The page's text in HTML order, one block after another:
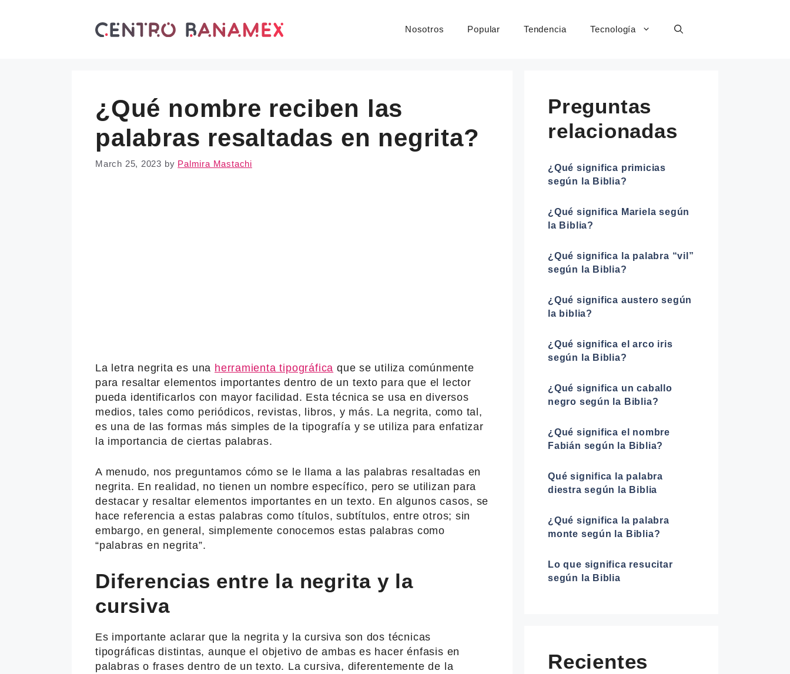
Nosotros Popular Tendencia Tecnología
¿Qué nombre reciben las
palabras resaltadas en negrita?
March 25, 2023 by Palmira Mastachi
La letra negrita es una herramienta tipográfica que se utiliza comúnmente
para resaltar elementos importantes dentro de un texto para que el lector
pueda identificarlos con mayor facilidad. Esta técnica se usa en diversos
medios, tales como periódicos, revistas, libros, y más. La negrita, como tal,
es una de las formas más simples de la tipografía y se utiliza para enfatizar
la importancia de ciertas palabras.
A menudo, nos preguntamos cómo se le llama a las palabras resaltadas en
negrita. En realidad, no tienen un nombre específico, pero se utilizan para
destacar y resaltar elementos importantes en un texto. En algunos casos, se
hace referencia a estas palabras como títulos, subtítulos, entre otros; sin
embargo, en general, simplemente conocemos estas palabras como
“palabras en negrita”.
Diferencias entre la negrita y la
cursiva
Es importante aclarar que la negrita y la cursiva son dos técnicas
tipográficas distintas, aunque el objetivo de ambas es hacer énfasis en
palabras o frases dentro de un texto. La cursiva, diferentemente de la
Preguntas
relacionadas
¿Qué significa primicias
según la Biblia?
¿Qué significa Mariela según
la Biblia?
¿Qué significa la palabra “vil”
según la Biblia?
¿Qué significa austero según
la biblia?
¿Qué significa el arco iris
según la Biblia?
¿Qué significa un caballo
negro según la Biblia?
¿Qué significa el nombre
Fabián según la Biblia?
Qué significa la palabra
diestra según la Biblia
¿Qué significa la palabra
monte según la Biblia?
Lo que significa resucitar
según la Biblia
Recientes